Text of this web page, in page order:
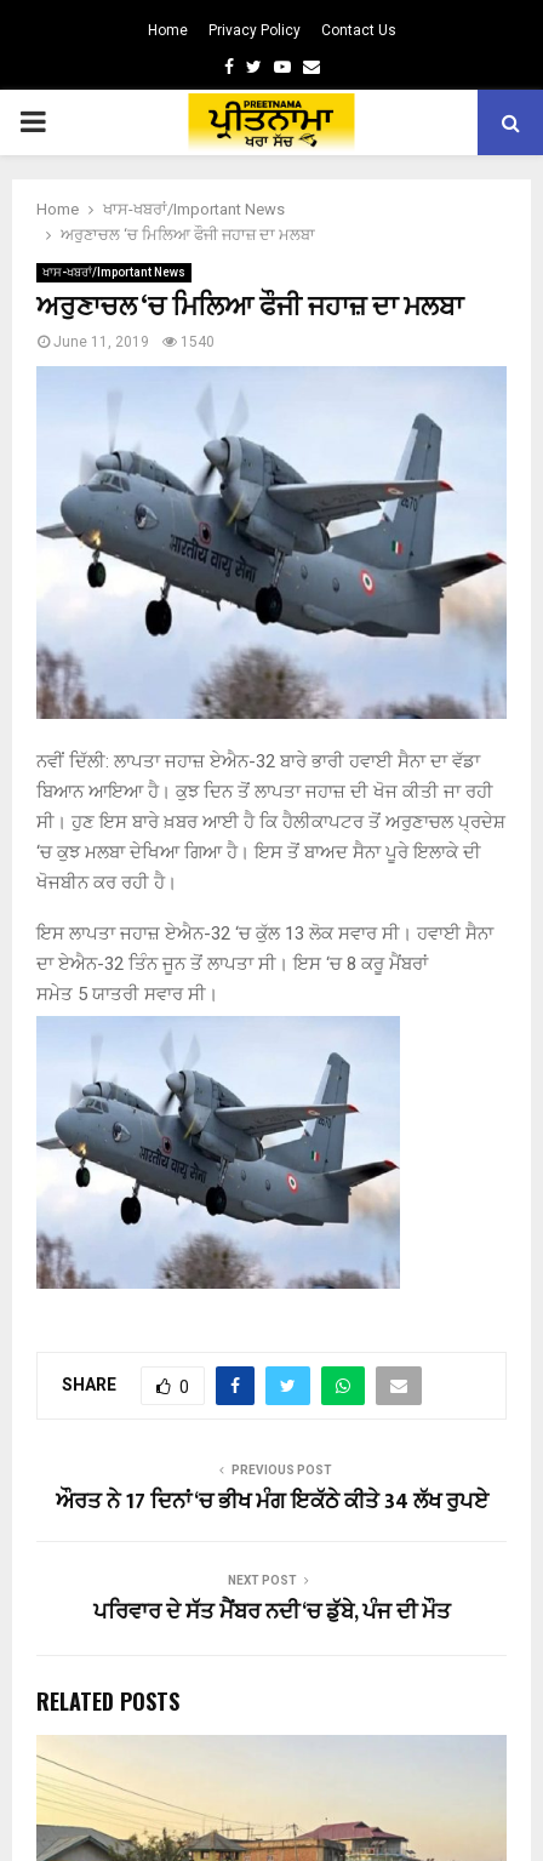
Home Privacy Policy Contact Us
Facebook
TwitterYoutube
Email
PRIMARY
Home
ਖਾਸ-ਖਬਰਾਂ/Important News
ਅਰੁਣਾਚਲ ‘ਚ ਮਿਲਿਆ ਫੌਜੀ ਜਹਾਜ਼ ਦਾ ਮਲਬਾ
ਖਾਸ-ਖਬਰਾਂ/Important News
ਅਰੁਣਾਚਲ ‘ਚ ਮਿਲਿਆ ਫੌਜੀ ਜਹਾਜ਼ ਦਾ ਮਲਬਾ
June 11, 2019 1540
ਨਵੀਂ ਦਿੱਲੀ: ਲਾਪਤਾ ਜਹਾਜ਼ ਏਐਨ-32 ਬਾਰੇ ਭਾਰੀ ਹਵਾਈ ਸੈਨਾ ਦਾ ਵੱਡਾ
ਬਿਆਨ ਆਇਆ ਹੈ। ਕੁਝ ਦਿਨ ਤੋਂ ਲਾਪਤਾ ਜਹਾਜ਼ ਦੀ ਖੋਜ ਕੀਤੀ ਜਾ ਰਹੀ
ਸੀ। ਹੁਣ ਇਸ ਬਾਰੇ ਖ਼ਬਰ ਆਈ ਹੈ ਕਿ ਹੈਲੀਕਾਪਟਰ ਤੋਂ ਅਰੁਣਾਚਲ ਪ੍ਰਦੇਸ਼
‘ਚ ਕੁਝ ਮਲਬਾ ਦੇਖਿਆ ਗਿਆ ਹੈ। ਇਸ ਤੋਂ ਬਾਅਦ ਸੈਨਾ ਪੂਰੇ ਇਲਾਕੇ ਦੀ
ਖੋਜਬੀਨ ਕਰ ਰਹੀ ਹੈ।
ਇਸ ਲਾਪਤਾ ਜਹਾਜ਼ ਏਐਨ-32 ‘ਚ ਕੁੱਲ 13 ਲੋਕ ਸਵਾਰ ਸੀ। ਹਵਾਈ ਸੈਨਾ
ਦਾ ਏਐਨ-32 ਤਿੰਨ ਜੂਨ ਤੋਂ ਲਾਪਤਾ ਸੀ। ਇਸ ‘ਚ8 ਕਰੂ ਮੈਂਬਰਾਂ
ਸਮੇਤ 5 ਯਾਤਰੀ ਸਵਾਰ ਸੀ।
SHARE 0
PREVIOUS POST
ਔਰਤ ਨੇ 17 ਦਿਨਾਂ ‘ਚ ਭੀਖ ਮੰਗ ਇਕੱਠੇ ਕੀਤੇ 34 ਲੱਖ ਰੁਪਏ
NEXT POST
ਪਰਿਵਾਰ ਦੇ ਸੱਤ ਮੈਂਬਰ ਨਦੀ ‘ਚ ਡੁੱਬੇ, ਪੰਜ ਦੀ ਮੌਤ
RELATED POSTS